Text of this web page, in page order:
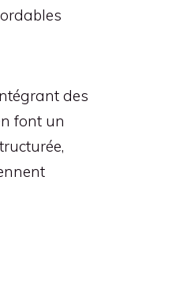
des
font un